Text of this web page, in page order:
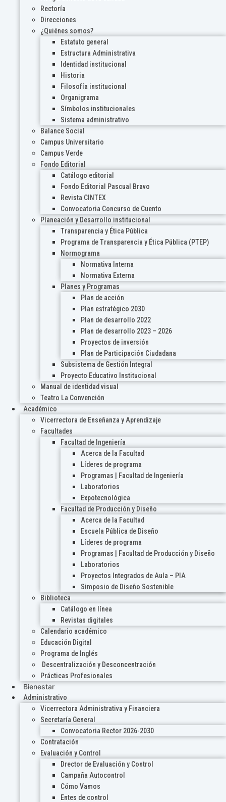
Rectoría
Direcciones
¿Quiénes somos?
Estatuto general
Estructura Administrativa
Identidad institucional
Historia
Filosofía institucional
Organigrama
Símbolos institucionales
Sistema administrativo
Balance Social
Campus Universitario
Campus Verde
Fondo Editorial
Catálogo editorial
Fondo Editorial Pascual Bravo
Revista CINTEX
Convocatoria Concurso de Cuento
Planeación y Desarrollo institucional
Transparencia y Ética Pública
Programa de Transparencia y Ética Pública (PTEP)
Normograma
Normativa Interna
Normativa Externa
Planes y Programas
Plan de acción
Plan estratégico 2030
Plan de desarrollo 2022
Plan de desarrollo 2023 – 2026
Proyectos de inversión
Plan de Participación Ciudadana
Subsistema de Gestión Integral
Proyecto Educativo Institucional
Manual de identidad visual
Teatro La Convención
Académico
Vicerrectora de Enseñanza y Aprendizaje
Facultades
Facultad de Ingeniería
Acerca de la Facultad
Líderes de programa
Programas | Facultad de Ingeniería
Laboratorios
Expotecnológica
Facultad de Producción y Diseño
Acerca de la Facultad
Escuela Pública de Diseño
Líderes de programa
Programas | Facultad de Producción y Diseño
Laboratorios
Proyectos Integrados de Aula – PIA
Simposio de Diseño Sostenible
Biblioteca
Catálogo en línea
Revistas digitales
Calendario académico
Educación Digital
Programa de Inglés
Descentralización y Desconcentración
Prácticas Profesionales
Bienestar
Administrativo
Vicerrectora Administrativa y Financiera
Secretaría General
Convocatoria Rector 2026-2030
Contratación
Evaluación y Control
Drector de Evaluación y Control
Campaña Autocontrol
Cómo Vamos
Entes de control